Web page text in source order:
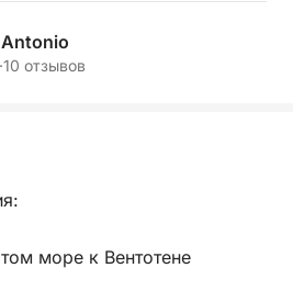
кристально чистой водой
атмосферой.
море и свободу
вдоль побережья с
в выбранных бухтах,
для плавания и отдыха в
обстановке. Чистая вода и
10 отзывов
море к Вентотене